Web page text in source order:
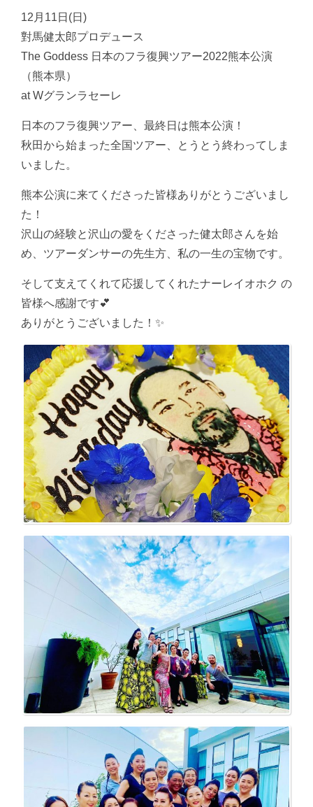
12月11日(日)
對馬健太郎プロデュース
The Goddess 日本のフラ復興ツアー2022熊本公演
（熊本県）
at Wグランラセーレ
日本のフラ復興ツアー、最終日は熊本公演！
秋田から始まった全国ツアー、とうとう終わってしま
いました。
熊本公演に来てくださった皆様ありがとうございまし
た！
沢山の経験と沢山の愛をくださった健太郎さんを始
め、ツアーダンサーの先生方、私の一生の宝物です。
そして支えてくれて応援してくれたナーレイオホク の
皆様へ感謝です💕
ありがとうございました！✨